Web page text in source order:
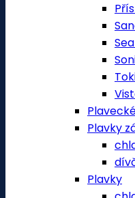
Plavky
Plavky